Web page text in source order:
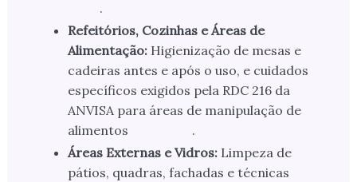
.
Refeitórios, Cozinhas e Áreas de
Alimentação:Higienização de mesas e
cadeiras antes e após o uso, e cuidados
específicos exigidos pela RDC 216 da
ANVISA para áreas de manipulação de
alimentos
.
Áreas Externas e Vidros:Limpeza de
pátios, quadras, fachadas e técnicas